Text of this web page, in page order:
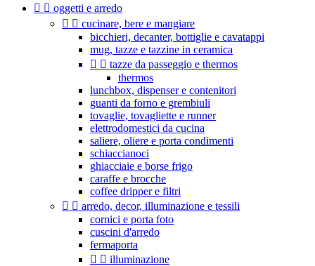
  oggetti e arredo
  cucinare, bere e mangiare
bicchieri, decanter, bottiglie e cavatappi
mug, tazze e tazzine in ceramica
  tazze da passeggio e thermos
thermos
lunchbox, dispenser e contenitori
guanti da forno e grembiuli
tovaglie, tovagliette e runner
elettrodomestici da cucina
saliere, oliere e porta condimenti
schiaccianoci
ghiacciaie e borse frigo
caraffe e brocche
coffee dripper e filtri
  arredo, decor, illuminazione e tessili
cornici e porta foto
cuscini d'arredo
fermaporta
  illuminazione